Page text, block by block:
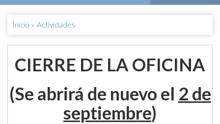
Inicio » Actividades
CIERRE DE LA OFICINA
(Se abrirá de nuevo el 2 de
septiembre)